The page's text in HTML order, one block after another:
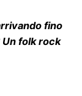
fino
Un folk rock